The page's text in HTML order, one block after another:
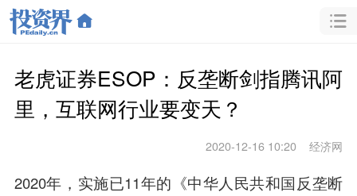
老虎证券ESOP：反垄断剑指腾讯阿
里，互联网行业要变天？
2020-12-16 10:20 经济网
2020年，实施已11年的《中华人民共和国反垄断